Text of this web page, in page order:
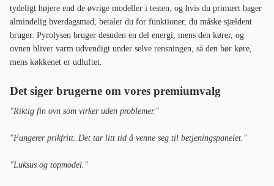
tydeligt højere end de øvrige modeller i testen, og hvis du primært bager
almindelig hverdagsmad, betaler du for funktioner, du måske sjældent
bruger. Pyrolysen bruger desuden en del energi, mens den kører, og
ovnen bliver varm udvendigt under selve rensningen, så den bør køre,
mens køkkenet er udluftet.
Det siger brugerne om vores premiumvalg
"Riktig fin ovn som virker uden problemer."
"Fungerer prikfritt. Det tar litt tid å venne seg til betjeningspanelet."
"Luksus og topmodel."